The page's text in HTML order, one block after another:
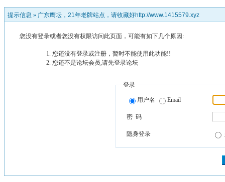
提示信息 » 广东鹰坛，21年老牌站点，请收藏好http://www.1415579.xyz
您没有登录或者您没有权限访问此页面，可能有如下几个原因:
您还没有登录或注册，暂时不能使用此功能!!
您还不是论坛会员,请先登录论坛
登录
用户名 Email
密 码
隐身登录